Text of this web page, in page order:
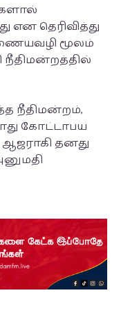
என தெரிவித்து
மூலம்
நீதிமன்றத்தில்
நீதிமன்றம்,
கோட்டாபய
தனது